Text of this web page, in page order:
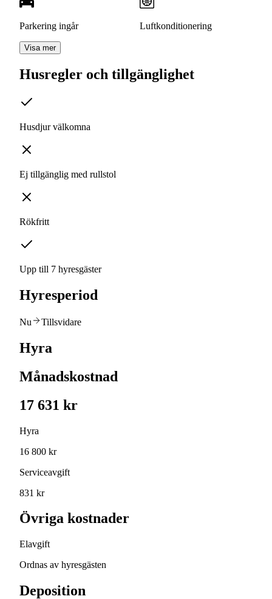
Parkering ingår Luftkonditionering
Visa mer
Husregler och tillgänglighet
Husdjur välkomna
Ej tillgänglig med rullstol
Rökfritt
Upp till 7 hyresgäster
Hyresperiod
Nu Tillsvidare
Hyra
Månadskostnad
17 631 kr
Hyra
16 800 kr
Serviceavgift
831 kr
Övriga kostnader
Elavgift
Ordnas av hyresgästen
Deposition